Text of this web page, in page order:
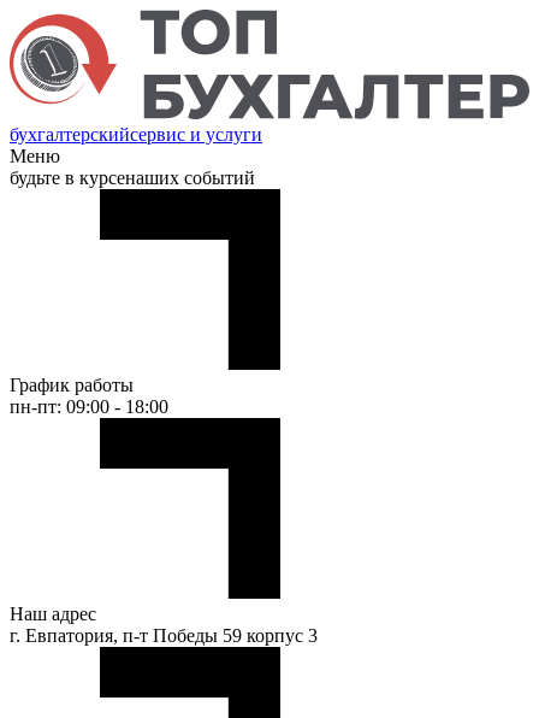
бухгалтерскийсервис и услуги
Меню
будьте в курсенаших событий
График работы
пн-пт: 09:00 - 18:00
Наш адрес
г. Евпатория, п-т Победы 59 корпус 3